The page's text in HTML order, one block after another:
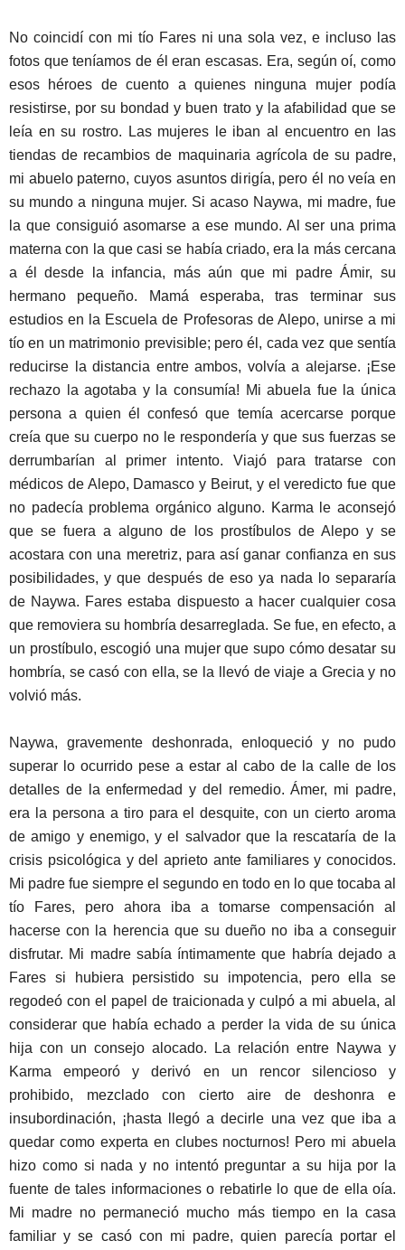
No coincidí con mi tío Fares ni una sola vez, e incluso las
fotos que teníamos de él eran escasas. Era, según oí, como
esos héroes de cuento a quienes ninguna mujer podía
resistirse, por su bondad y buen trato y la afabilidad que se
leía en su rostro. Las mujeres le iban al encuentro en las
tiendas de recambios de maquinaria agrícola de su padre,
mi abuelo paterno, cuyos asuntos dirigía, pero él no veía en
su mundo a ninguna mujer. Si acaso Naywa, mi madre, fue
la que consiguió asomarse a ese mundo. Al ser una prima
materna con la que casi se había criado, era la más cercana
a él desde la infancia, más aún que mi padre Ámir, su
hermano pequeño. Mamá esperaba, tras terminar sus
estudios en la Escuela de Profesoras de Alepo, unirse a mi
tío en un matrimonio previsible; pero él, cada vez que sentía
reducirse la distancia entre ambos, volvía a alejarse. ¡Ese
rechazo la agotaba y la consumía! Mi abuela fue la única
persona a quien él confesó que temía acercarse porque
creía que su cuerpo no le respondería y que sus fuerzas se
derrumbarían al primer intento. Viajó para tratarse con
médicos de Alepo, Damasco y Beirut, y el veredicto fue que
no padecía problema orgánico alguno. Karma le aconsejó
que se fuera a alguno de los prostíbulos de Alepo y se
acostara con una meretriz, para así ganar confianza en sus
posibilidades, y que después de eso ya nada lo separaría
de Naywa. Fares estaba dispuesto a hacer cualquier cosa
que removiera su hombría desarreglada. Se fue, en efecto, a
un prostíbulo, escogió una mujer que supo cómo desatar su
hombría, se casó con ella, se la llevó de viaje a Grecia y no
volvió más.
Naywa, gravemente deshonrada, enloqueció y no pudo
superar lo ocurrido pese a estar al cabo de la calle de los
detalles de la enfermedad y del remedio. Ámer, mi padre,
era la persona a tiro para el desquite, con un cierto aroma
de amigo y enemigo, y el salvador que la rescataría de la
crisis psicológica y del aprieto ante familiares y conocidos.
Mi padre fue siempre el segundo en todo en lo que tocaba al
tío Fares, pero ahora iba a tomarse compensación al
hacerse con la herencia que su dueño no iba a conseguir
disfrutar. Mi madre sabía íntimamente que habría dejado a
Fares si hubiera persistido su impotencia, pero ella se
regodeó con el papel de traicionada y culpó a mi abuela, al
considerar que había echado a perder la vida de su única
hija con un consejo alocado. La relación entre Naywa y
Karma empeoró y derivó en un rencor silencioso y
prohibido, mezclado con cierto aire de deshonra e
insubordinación, ¡hasta llegó a decirle una vez que iba a
quedar como experta en clubes nocturnos! Pero mi abuela
hizo como si nada y no intentó preguntar a su hija por la
fuente de tales informaciones o rebatirle lo que de ella oía.
Mi madre no permaneció mucho más tiempo en la casa
familiar y se casó con mi padre, quien parecía portar el